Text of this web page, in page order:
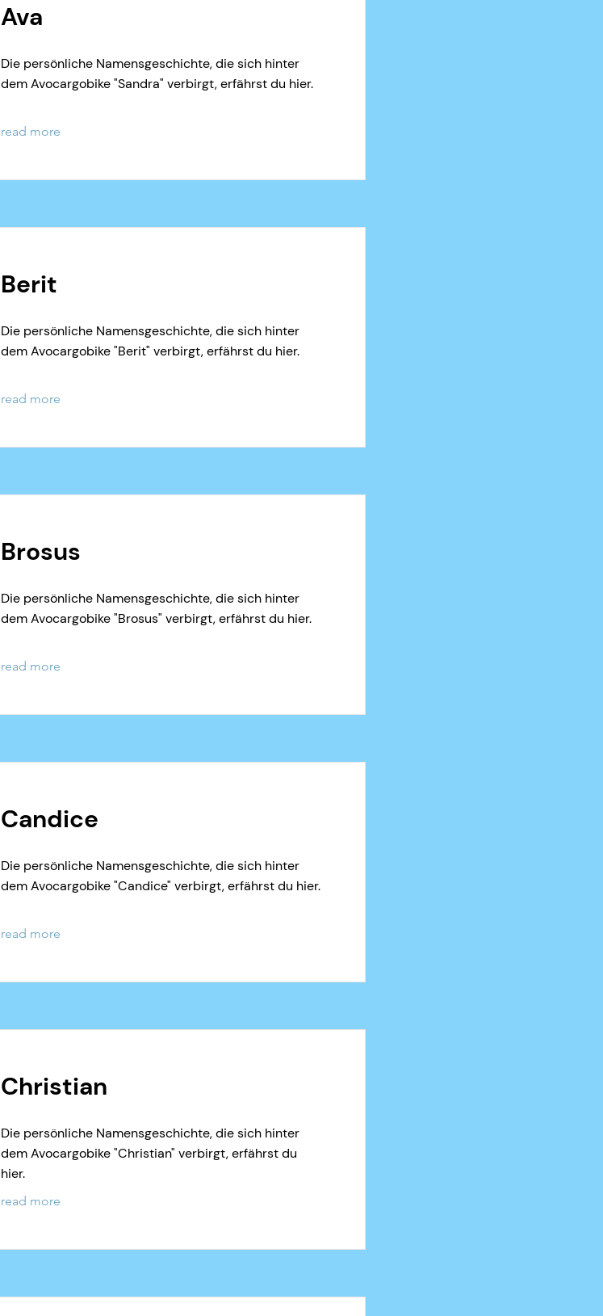
Ava
Die persönliche Namensgeschichte, die sich hinter
dem Avocargobike "Sandra" verbirgt, erfährst du hier.
read more
Berit
Die persönliche Namensgeschichte, die sich hinter
dem Avocargobike "Berit" verbirgt, erfährst du hier.
read more
Brosus
Die persönliche Namensgeschichte, die sich hinter
dem Avocargobike "Brosus" verbirgt, erfährst du hier.
read more
Candice
Die persönliche Namensgeschichte, die sich hinter
dem Avocargobike "Candice" verbirgt, erfährst du hier.
read more
Christian
Die persönliche Namensgeschichte, die sich hinter
dem Avocargobike "Christian" verbirgt, erfährst du
hier.
read more